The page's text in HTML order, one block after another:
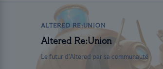
ALTERED RE:UNION
Altered Re:Union
Le futur d’Altered par sa communauté